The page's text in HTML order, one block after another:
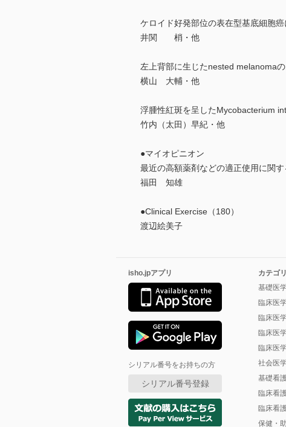
ケロイド好発部位の表在型基底細胞
井関 梢・他
左上背部に生じたnested melanomaの
横山 大輔・他
浮腫性紅斑を呈したMycobacterium
竹内（太田）早紀・他
●マイオピニオン
最近の高額薬剤などの適正使用に関
福田 知雄
●Clinical Exercise（180）
渡辺絵美子
isho.jpアプリ
シリアル番号をお持ちの方
シリアル番号登録
カテゴ
基礎医
臨床医
臨床医
臨床医
臨床医
社会医
基礎看
臨床看
臨床看
保健・